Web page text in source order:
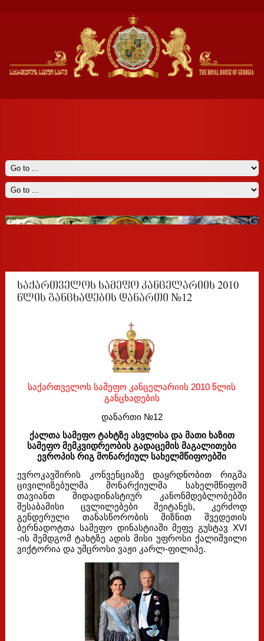
საქართველოს სამეფო კანცელარიის 2010
წლის განცხადების დანართი №12
საქართველოს სამეფო კანცელარიის 2010 წლის
განცხადების
დანართი №12
ქალთა სამეფო ტახტზე ასვლისა და მათი ხაზით
სამეფო მემკვიდრეობის გადაცემის მაგალითები
ევროპის რიგ მონარქიულ სახელმწიფოებში
ევროკავშირის კონვენციაზე დაყრდნობით რიგმა
ცივილიზებულმა მონარქიულმა სახელმწიფომ
თავიანთ შიდადინასტიურ კანონმდებლობებში
შესაბამისი ცვლილებები შეიტანეს, კერძოდ
გენდერული თანასწორობის მიზნით შვედეთის
ბერნადოტთა სამეფო დინასტიაში მეფე გუსტავ XVI
-ის შემდგომ ტახტზე ადის მისი უფროსი ქალიშვილი
ვიქტორია და უმცროსი ვაჟი კარლ-ფილიპე.